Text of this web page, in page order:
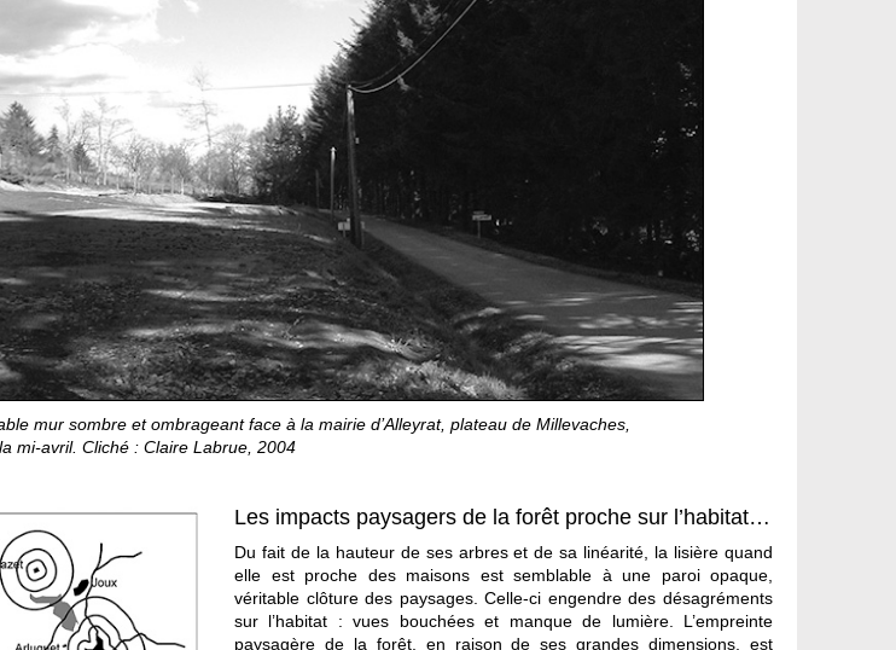
mur sombre et ombrageant face à la mairie d’Alleyrat, plateau de Millevaches,
mi-avril. Cliché : Claire Labrue, 2004
Les impacts paysagers de la forêt proche sur l’habitat…
Du fait de la hauteur de ses arbres et de sa linéarité, la lisière quand
elle est proche des maisons est semblable à une paroi opaque,
véritable clôture des paysages. Celle-ci engendre des désagréments
sur l’habitat : vues bouchées et manque de lumière. L’empreinte
paysagère de la forêt, en raison de ses grandes dimensions, est